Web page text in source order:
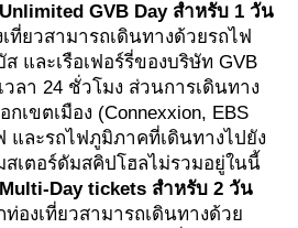
Unlimited GVB Day สำหรับ 1 วัน
ที่ยวสามารถเดินทางด้วยรถไฟ
และเรือเฟอร์รี่ของบริษัท GVB
ลา 24 ชั่วโมง ส่วนการเดินทาง
เขตเมือง (Connexxion, EBS
และรถไฟภูมิภาคที่เดินทางไปยัง
เตอร์ดัมสคิปโฮลไม่รวมอยู่ในนี้
Multi-Day tickets สำหรับ 2 วัน
องเที่ยวสามารถเดินทางด้วย